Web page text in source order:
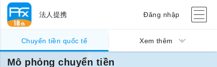
法人提携 Đăng nhập
Chuyển tiền quốc tế Xem thêm
Mô phỏng chuyển tiền